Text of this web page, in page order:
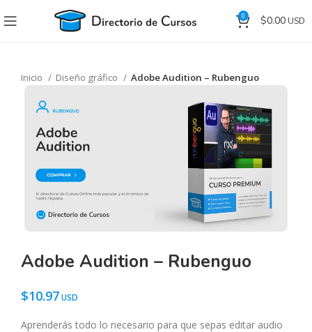
0 $0.00
Inicio Diseño gráfico Adobe Audition – Rubenguo
Adobe Audition – Rubenguo
$10.97
Aprenderás todo lo necesario para que sepas editar audio